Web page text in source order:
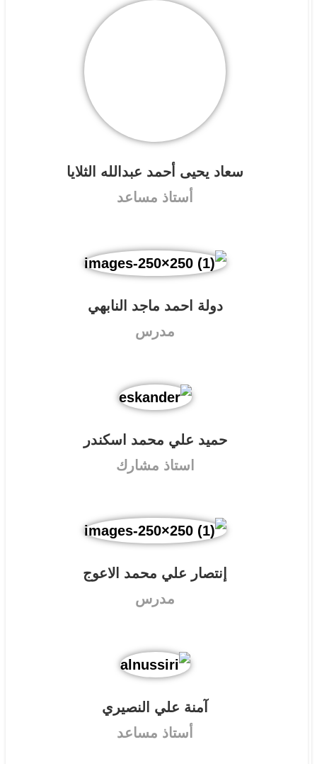
سعاد يحيى أحمد عبدالله الثلايا
دولة احمد ماجد النابهي
إنتصار علي محمد الاعوج
أماني عبدالله محمد اليمني